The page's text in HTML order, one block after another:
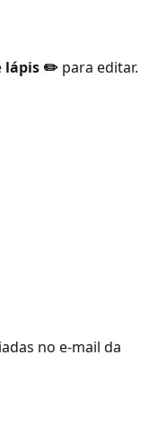
lápis ✏️ para editar.
no e-mail da